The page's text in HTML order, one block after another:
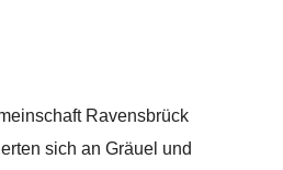
Ravensbrück
sich an Gräuel und